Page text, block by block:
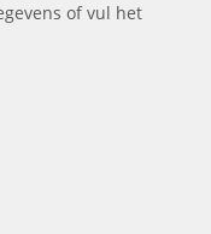
of vul het